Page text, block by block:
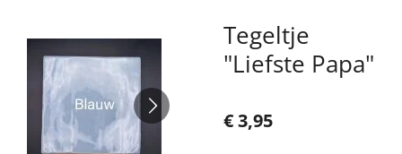
Tegeltje
"Liefste Papa"
€ 3,95